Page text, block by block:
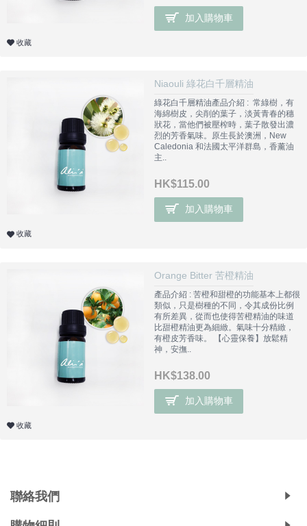
加入購物車
收藏
Niaouli 綠花白千層精油
綠花白千層精油產品介紹 : 常綠樹，有
海綿樹皮，尖削的葉子，淡黃青春的穗
狀花，當他們被壓榨時，葉子散發出濃
烈的芳香氣味。原生長於澳洲，New
Caledonia 和法國太平洋群島，香薰油
主..
HK$115.00
加入購物車
收藏
Orange Bitter 苦橙精油
產品介紹 : 苦橙和甜橙的功能基本上都很
類似，只是樹種的不同，令其成份比例
有所差異，從而也使得苦橙精油的味道
比甜橙精油更為細緻。氣味十分精緻，
有橙皮芳香味。 【心靈保養】放鬆精
神，安撫..
HK$138.00
加入購物車
收藏
聯絡我們